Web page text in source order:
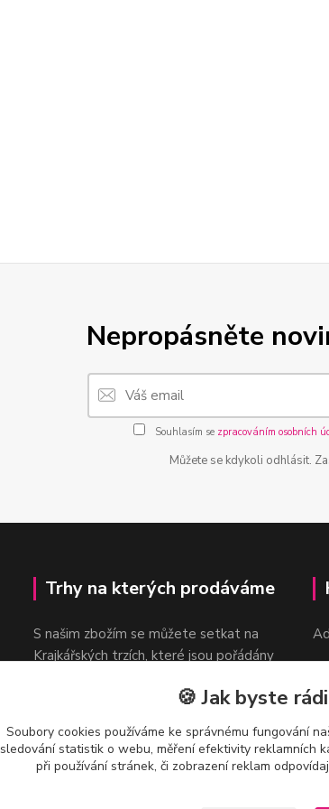
Nepropásněte
Souhlasím se zpracováním osobních
Můžete se kdykoli odhlásit.
Trhy na kterých prodáváme
S našim zbožím se můžete setkat na
Krajkářských trzích, které jsou pořádány
v
🍪 Jak byste
Soubory cookies používáme ke správnému fungování
sledování statistik o webu, měření efektivity reklamních
při používání stránek, či zobrazení reklam